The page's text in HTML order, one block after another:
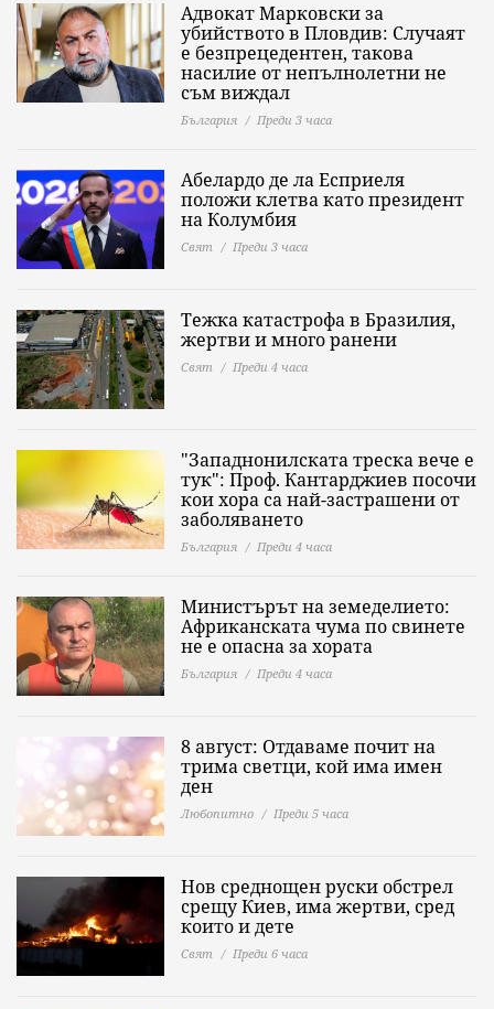
Адвокат Марковски за
убийството в Пловдив: Случаят
е безпрецедентен, такова
насилие от непълнолетни не
съм виждал
България Преди 3 часа
Абелардо де ла Есприеля
положи клетва като президент
на Колумбия
Свят Преди 3 часа
Тежка катастрофа в Бразилия,
жертви и много ранени
Свят Преди 4 часа
"Западнонилската треска вече е
тук": Проф. Кантарджиев посочи
кои хора са най-застрашени от
заболяването
България Преди 4 часа
Министърът на земеделието:
Африканската чума по свинете
не е опасна за хората
България Преди 4 часа
8 август: Отдаваме почит на
трима светци, кой има имен
ден
Любопитно Преди 5 часа
Нов среднощен руски обстрел
срещу Киев, има жертви, сред
които и дете
Свят Преди 6 часа